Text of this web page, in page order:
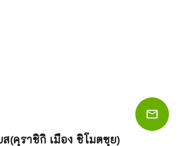
ส(คุราชิกิ เมือง ชิโมตซุย)